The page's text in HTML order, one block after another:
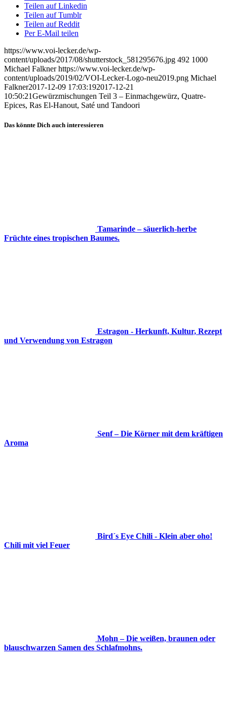
Teilen auf Linkedin
Teilen auf Tumblr
Teilen auf Reddit
Per E-Mail teilen
https://www.voi-lecker.de/wp-
content/uploads/2017/08/shutterstock_581295676.jpg 492 1000
Michael Falkner https://www.voi-lecker.de/wp-
content/uploads/2019/02/VOI-Lecker-Logo-neu2019.png Michael
Falkner2017-12-09 17:03:192017-12-21
10:50:21Gewürzmischungen Teil 3 – Einmachgewürz, Quatre-
Epices, Ras El-Hanout, Saté und Tandoori
Das könnte Dich auch interessieren
Tamarinde – säuerlich-herbe
Früchte eines tropischen Baumes.
Estragon - Herkunft, Kultur, Rezept
und Verwendung von Estragon
Senf – Die Körner mit dem kräftigen
Aroma
Bird´s Eye Chili - Klein aber oho!
Chili mit viel Feuer
Mohn – Die weißen, braunen oder
blauschwarzen Samen des Schlafmohns.